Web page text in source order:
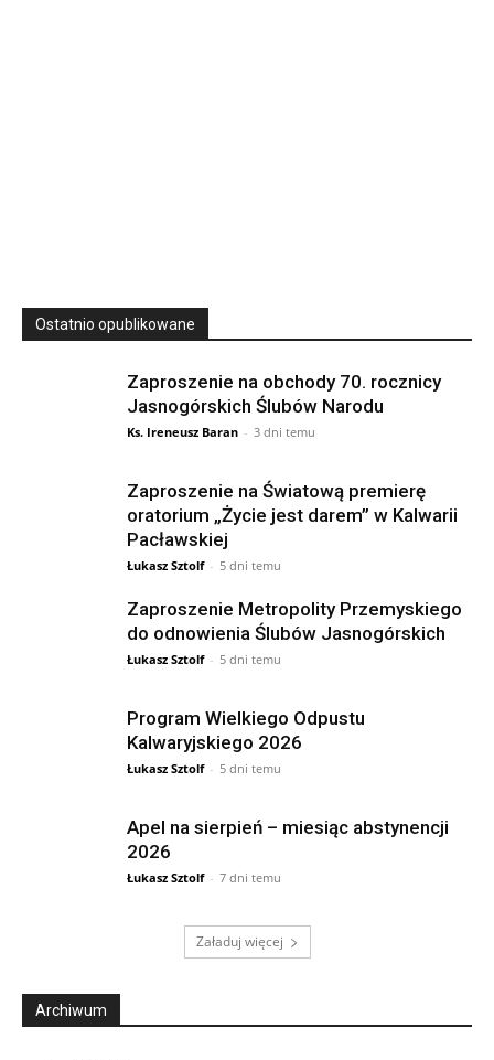
Ostatnio opublikowane
Zaproszenie na obchody 70. rocznicy
Jasnogórskich Ślubów Narodu
Ks. Ireneusz Baran - 3 dni temu
Zaproszenie na Światową premierę
oratorium „Życie jest darem” w Kalwarii
Pacławskiej
Łukasz Sztolf - 5 dni temu
Zaproszenie Metropolity Przemyskiego
do odnowienia Ślubów Jasnogórskich
Łukasz Sztolf - 5 dni temu
Program Wielkiego Odpustu
Kalwaryjskiego 2026
Łukasz Sztolf - 5 dni temu
Apel na sierpień – miesiąc abstynencji
2026
Łukasz Sztolf - 7 dni temu
Załaduj więcej
Archiwum